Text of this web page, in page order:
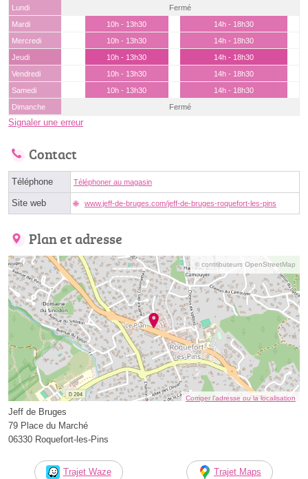
Lundi
Fermé
Mardi
10h - 13h30
14h - 18h30
Mercredi
10h - 13h30
14h - 18h30
Jeudi
10h - 13h30
14h - 18h30
Vendredi
10h - 13h30
14h - 18h30
Samedi
10h - 13h30
14h - 18h30
Dimanche
Fermé
Signaler une erreur
Contact
Téléphone Téléphoner au magasin
Site web www.jeff-de-bruges.com/jeff-de-bruges-roquefort-les-pins
Plan et adresse
© contributeurs OpenStreetMap
Corriger l’adresse ou la localisation
Jeff de Bruges
79 Place du Marché
06330 Roquefort-les-Pins
Trajet Waze Trajet Maps